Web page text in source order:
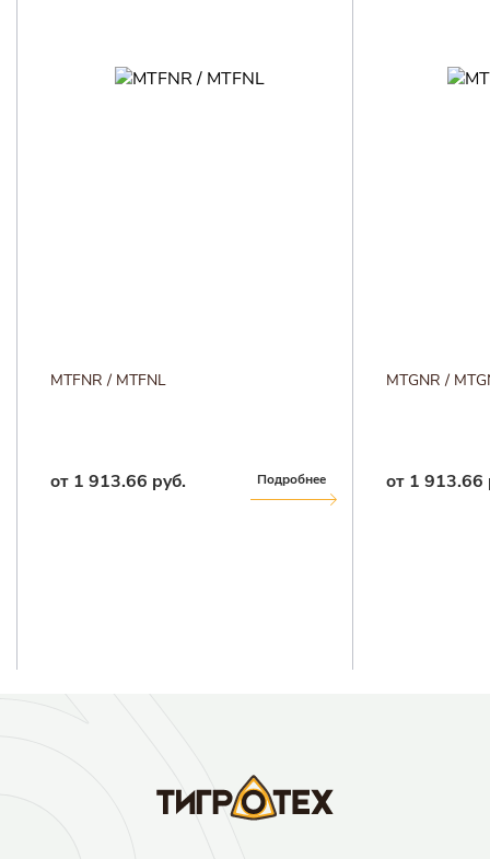
MTFNR / MTFNL
от 1 913.66 руб. Подробнее
MTGNR /
от 1 913.66